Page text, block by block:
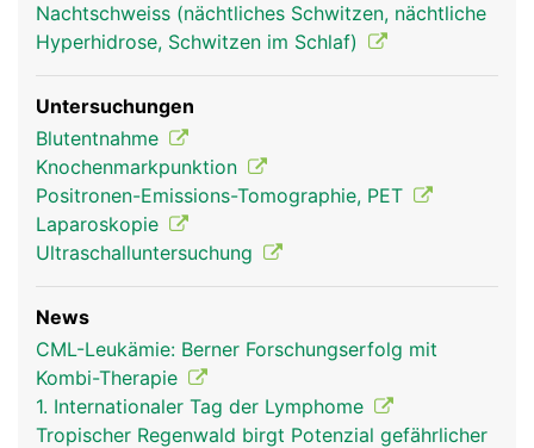
Nachtschweiss (nächtliches Schwitzen, nächtliche
Hyperhidrose, Schwitzen im Schlaf)
Untersuchungen
Blutentnahme
Knochenmarkpunktion
Positronen-Emissions-Tomographie, PET
Laparoskopie
Ultraschalluntersuchung
News
CML-Leukämie: Berner Forschungserfolg mit
Kombi-Therapie
1. Internationaler Tag der Lymphome
Tropischer Regenwald birgt Potenzial gefährlicher